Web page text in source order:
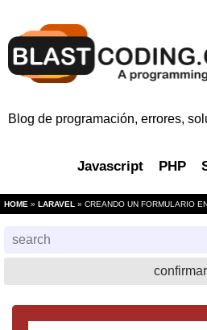
Blog de programación, errores,
Javascript PHP
HOME » LARAVEL » CREANDO UN FORMULARIO